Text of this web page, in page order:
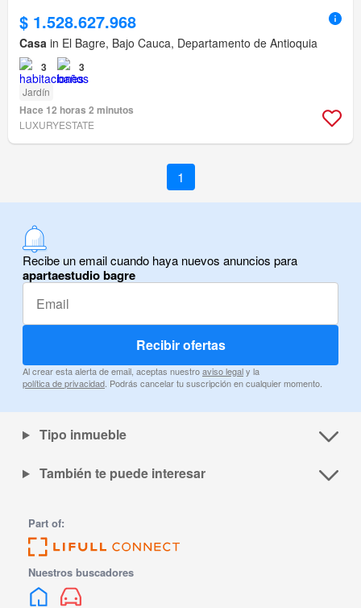
$ 1.528.627.968
Casa in El Bagre, Bajo Cauca, Departamento de Antioquia
3 3
Jardín
Hace 12 horas 2 minutos
LUXURYESTATE
1
Recibe un email cuando haya nuevos anuncios para
apartaestudio bagre
Recibir ofertas
Al crear esta alerta de email, aceptas nuestroaviso legaly la
política de privacidad . Podrás cancelar tu suscripción en cualquier momento.
Tipo inmueble
También te puede interesar
Part of:
Nuestros buscadores